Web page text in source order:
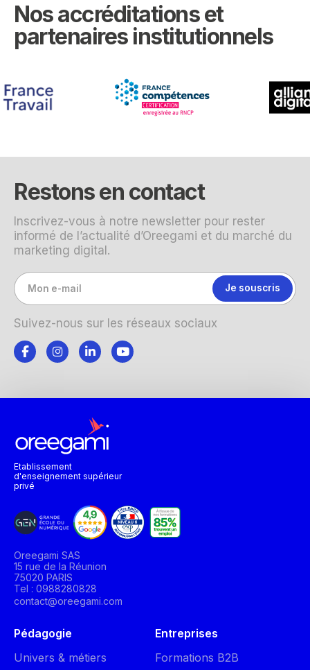
Nos accréditations et
partenaires institutionnels
Restons en contact
Inscrivez-vous à notre newsletter pour rester
informé de l’actualité d’Oreegami et du marché du
marketing digital.
Suivez-nous sur les réseaux sociaux
Etablissement
d'enseignement supérieur
privé
Oreegami SAS
15 rue de la Réunion
75020 PARIS
Tel : 0988280828
contact@oreegami.com
Pédagogie
Univers & métiers
Entreprises
Formations B2B